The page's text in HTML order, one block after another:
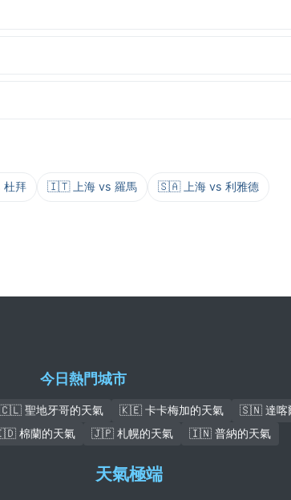
拜 🇮🇹 上海 vs 羅馬 🇸🇦 上海 vs 利雅德
今日熱門城市
🇨🇱 聖地牙哥的天氣 🇰🇪 卡卡梅加的天氣 🇸🇳 達喀
棉蘭的天氣 🇯🇵 札幌的天氣 🇮🇳 普納的天氣
天氣極端